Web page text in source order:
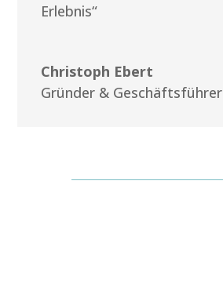
Erlebnis“
Christoph Ebert
Gründer & Geschäftsführer